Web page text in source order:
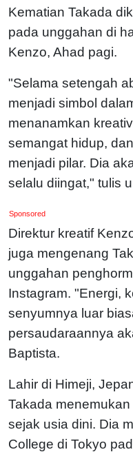
Kematian Takada
pada unggahan di
Kenzo, Ahad pagi.
"Selama setengah
menjadi simbol
menanamkan
semangat hidup,
menjadi pilar. Dia
selalu diingat," tulis
Sponsored
Direktur kreatif
juga mengenang
unggahan
Instagram. "Energi,
senyumnya luar
persaudaraannya
Baptista.
Lahir di Himeji,
Takada
sejak usia dini. Dia
College di Tokyo